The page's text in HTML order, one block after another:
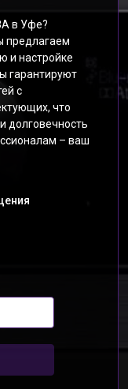
в Уфе?
предлагаем
и настройке
гарантируют
с
что
долговечность
– ваш